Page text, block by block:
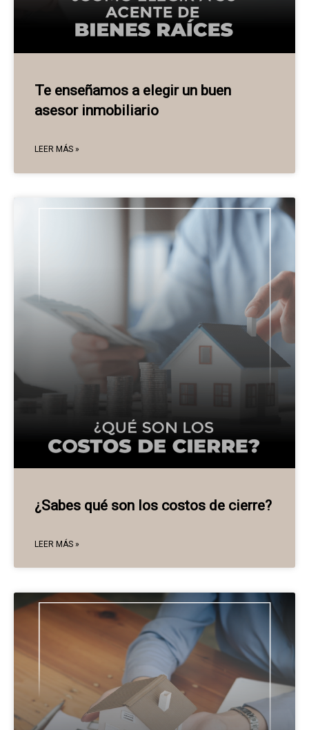
Te enseñamos a elegir un buen
asesor inmobiliario
LEER MÁS »
¿Sabes qué son los costos de cierre?
LEER MÁS »